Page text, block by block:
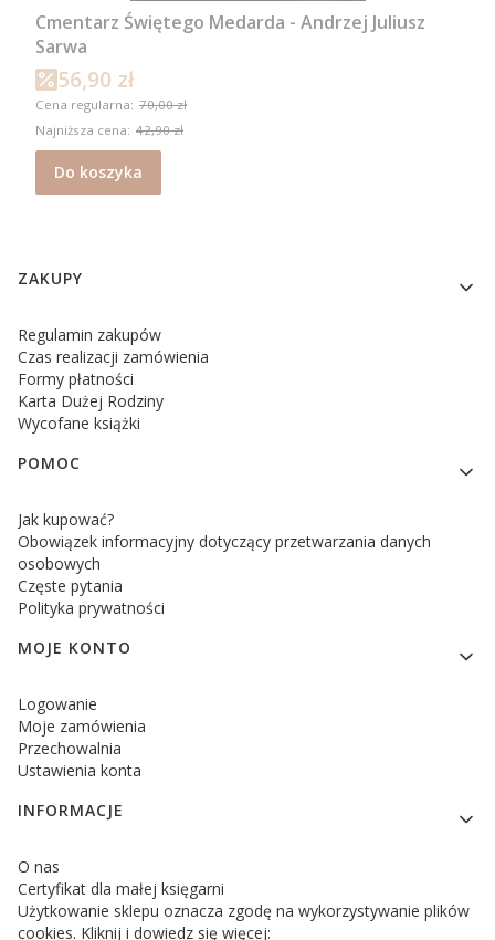
Cmentarz Świętego Medarda - Andrzej Juliusz
Sarwa
Cena promocyjna
56,90 zł
Cena regularna: 70,00 zł
Najniższa cena: 42,90 zł
Do koszyka
Linki w stopce
ZAKUPY
Regulamin zakupów
Czas realizacji zamówienia
Formy płatności
Karta Dużej Rodziny
Wycofane książki
POMOC
Jak kupować?
Obowiązek informacyjny dotyczący przetwarzania danych
osobowych
Częste pytania
Polityka prywatności
MOJE KONTO
Logowanie
Moje zamówienia
Przechowalnia
Ustawienia konta
INFORMACJE
O nas
Certyfikat dla małej księgarni
Użytkowanie sklepu oznacza zgodę na wykorzystywanie plików
cookies. Kliknij i dowiedz się więcej: